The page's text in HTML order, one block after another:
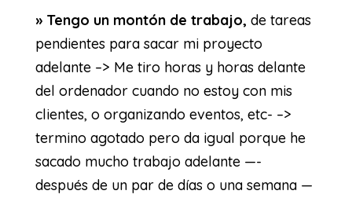
» Tengo un montón de trabajo, de tareas
pendientes para sacar mi proyecto
adelante –> Me tiro horas y horas delante
del ordenador cuando no estoy con mis
clientes, o organizando eventos, etc- –>
termino agotado pero da igual porque he
sacado mucho trabajo adelante —-
después de un par de días o una semana —